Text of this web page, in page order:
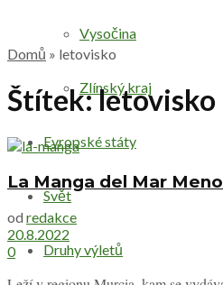
Vysočina
Zlínský kraj
Evropské státy
Svět
Druhy výletů
Domů » letovisko
Štítek:letovisko
La Manga del Mar
od redakce
20.8.2022
0